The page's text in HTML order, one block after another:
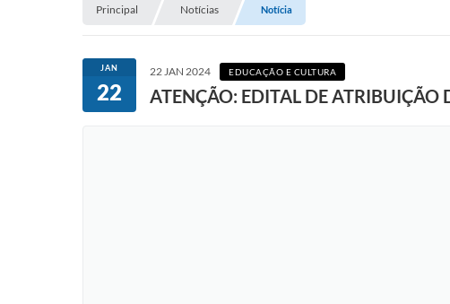
Principal Notícias Notícia
JAN
22
22 JAN 2024 EDUCAÇÃO E CULTURA
ATENÇÃO: EDITAL DE